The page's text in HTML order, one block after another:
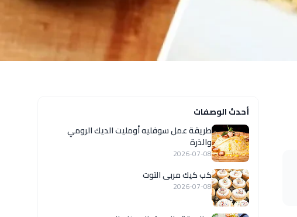
أحدث الوصفات
طريقة عمل سوفليه أومليت الديك الرومي
والذرة
2026-07-08
كب كيك مربى التوت
2026-07-08